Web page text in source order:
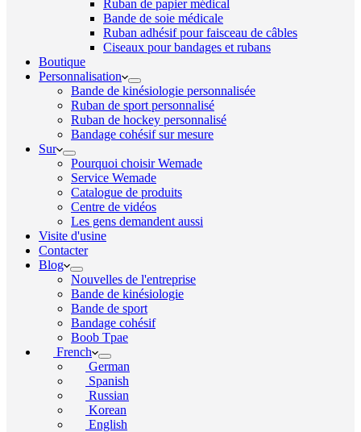
Ruban de papier médical
Bande de soie médicale
Ruban adhésif pour faisceau de câbles
Ciseaux pour bandages et rubans
Boutique
Personnalisation
Bande de kinésiologie personnalisée
Ruban de sport personnalisé
Ruban de hockey personnalisé
Bandage cohésif sur mesure
Sur
Pourquoi choisir Wemade
Service Wemade
Catalogue de produits
Centre de vidéos
Les gens demandent aussi
Visite d'usine
Contacter
Blog
Nouvelles de l'entreprise
Bande de kinésiologie
Bande de sport
Bandage cohésif
Boob Tpae
French
German
Spanish
Russian
Korean
English